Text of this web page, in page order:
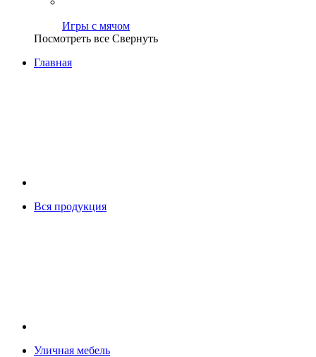
Игры с мячом
Посмотреть все Свернуть
Главная
Вся продукция
Уличная мебель